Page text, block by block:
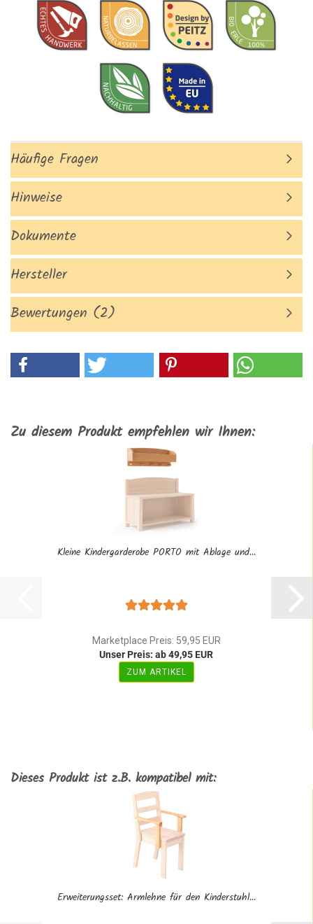
Häufige Fragen
Hinweise
Dokumente
Hersteller
Bewertungen (2)
Zu diesem Produkt empfehlen wir Ihnen:
Kleine Kindergarderobe PORTO mit Ablage und...
Marketplace Preis: 59,95 EUR
Unser Preis: ab 49,95 EUR
ZUM ARTIKEL
Dieses Produkt ist z.B. kompatibel mit:
Erweiterungsset: Armlehne für den Kinderstuhl...